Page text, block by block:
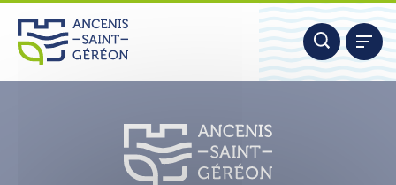
Aller
contenu
Panneau de gestion des cookies